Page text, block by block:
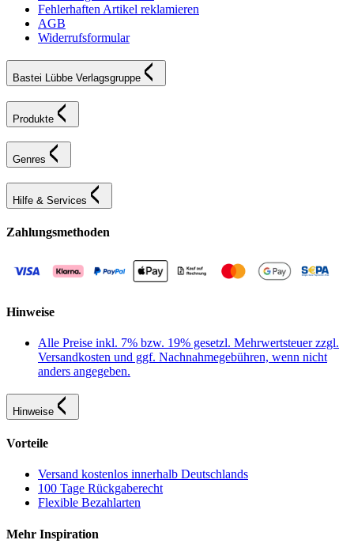
Fehlerhaften Artikel reklamieren
AGB
Widerrufsformular
Bastei Lübbe Verlagsgruppe
Produkte
Genres
Hilfe & Services
Zahlungsmethoden
Hinweise
Alle Preise inkl. 7% bzw. 19% gesetzl. Mehrwertsteuer zzgl.
Versandkosten und ggf. Nachnahmegebühren, wenn nicht
anders angegeben.
Hinweise
Vorteile
Versand kostenlos innerhalb Deutschlands
100 Tage Rückgaberecht
Flexible Bezahlarten
Mehr Inspiration